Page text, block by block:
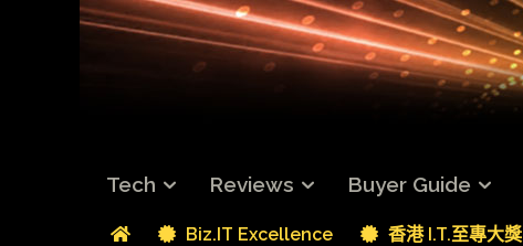
Tech Reviews Buyer Guide
Biz.IT Excellence 香港 I.T.至專大獎